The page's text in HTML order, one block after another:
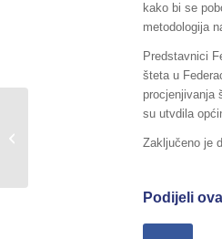
kako bi se
metodologija
Predstavnici
šteta u
procjenjivanja
su utvdila
Zaključeno je
Podijeli
Sažetak Redovnog izvještaja o
u Federaciji BiH, za dane